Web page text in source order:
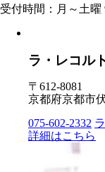
受付時間：月～土曜
ラ・レコル
〒612-8081
京都府京都市
075-602-2332
詳細はこちら